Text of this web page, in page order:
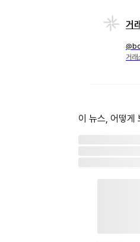
거
거래
이 뉴스, 어떻게